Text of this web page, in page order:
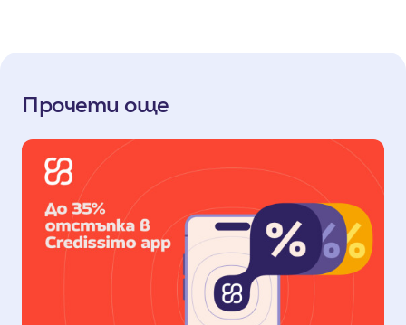
Прочети още